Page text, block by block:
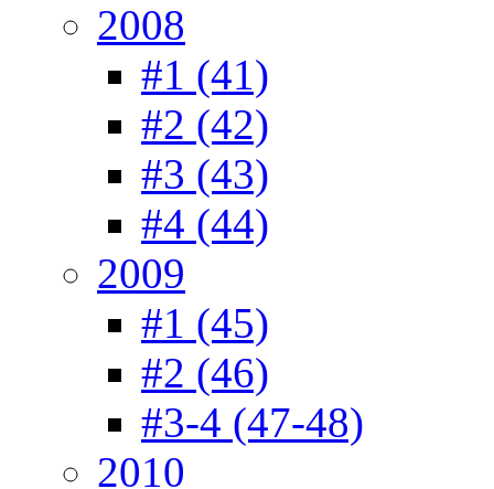
2008
#1 (41)
#2 (42)
#3 (43)
#4 (44)
2009
#1 (45)
#2 (46)
#3-4 (47-48)
2010